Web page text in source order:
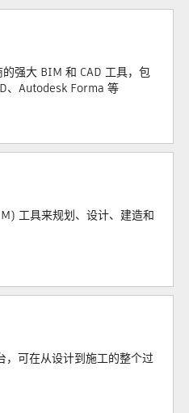
强大 BIM 和 CAD 工具，包
、Autodesk Forma 等
工具来规划、设计、建造和
可在从设计到施工的整个过